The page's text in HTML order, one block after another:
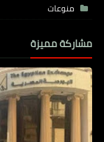
منوعات
مشاركة مميزة